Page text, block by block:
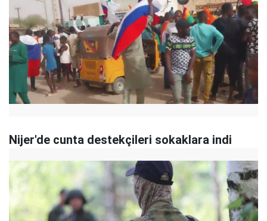
Nijer'de cunta destekçileri sokaklara indi